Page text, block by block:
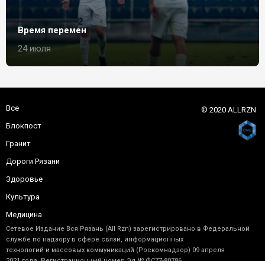
Время перемен
24 июля
Все
Блокпост
Гранит
Дороги Рязани
Здоровье
Культура
Медицина
Сетевое Издание Вся Рязань (All Rzn) зарегистрировано в Федеральной
службе по надзору в сфере связи, информационных
технологий и массовых коммуникаций (Роскомнадзор) 09 апреля
© 2020 ALLRZN